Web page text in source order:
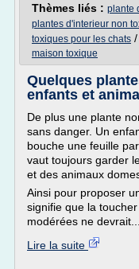
Thèmes liés : plante
plantes d'interieur non
toxiques pour les chats /
maison toxique
Quelques
enfants et
De plus une plante
sans danger. Un
bouche une feuille
vaut toujours garder
et des animaux
Ainsi pour proposer
signifie que la
modérées ne devrait...
Lire la suite